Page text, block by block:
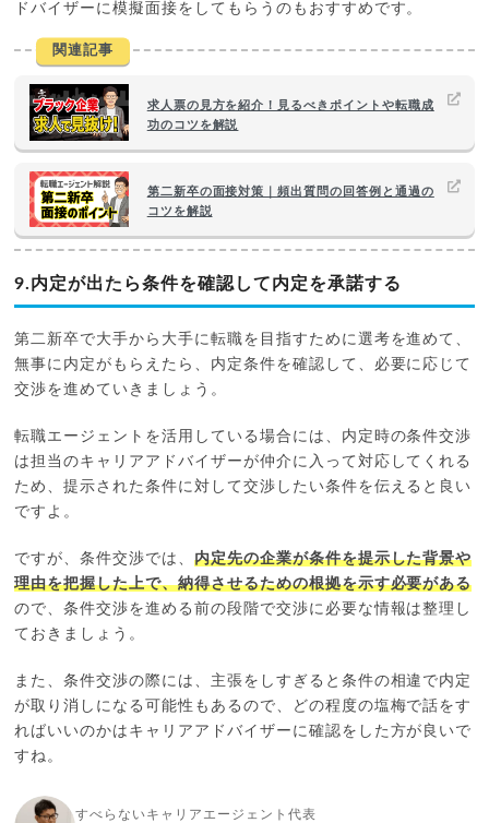
ドバイザーに模擬面接をしてもらうのもおすすめです。
関連記事
求人票の見方を紹介！見るべきポイントや転職成
功のコツを解説
第二新卒の面接対策｜頻出質問の回答例と通過の
コツを解説
9.内定が出たら条件を確認して内定を承諾する
第二新卒で大手から大手に転職を目指すために選考を進めて、
無事に内定がもらえたら、内定条件を確認して、必要に応じて
交渉を進めていきましょう。
転職エージェントを活用している場合には、内定時の条件交渉
は担当のキャリアアドバイザーが仲介に入って対応してくれる
ため、提示された条件に対して交渉したい条件を伝えると良い
ですよ。
ですが、条件交渉では、 内定先の企業が条件を提示した背景や
理由を把握した上で、納得させるための根拠を示す必要がある
ので、条件交渉を進める前の段階で交渉に必要な情報は整理し
ておきましょう。
また、条件交渉の際には、主張をしすぎると条件の相違で内定
が取り消しになる可能性もあるので、どの程度の塩梅で話をす
ればいいのかはキャリアアドバイザーに確認をした方が良いで
すね。
すべらないキャリアエージェント代表